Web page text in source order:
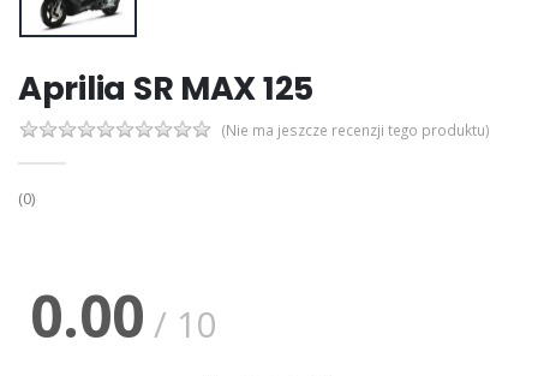
Aprilia SR MAX 125
(Nie ma jeszcze recenzji tego produktu)
(0)
0.00 / 10